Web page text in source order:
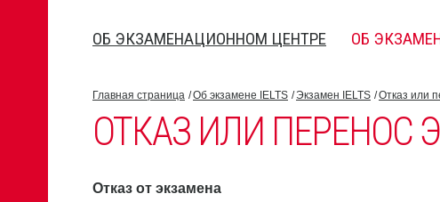
ОБ ЭКЗАМЕНАЦИОННОМ ЦЕНТРЕ ОБ
Главная страница Об экзамене IELTS Экзамен IELTS Отказ или
ОТКАЗ ИЛИ ПЕРЕНОС
Отказ от экзамена